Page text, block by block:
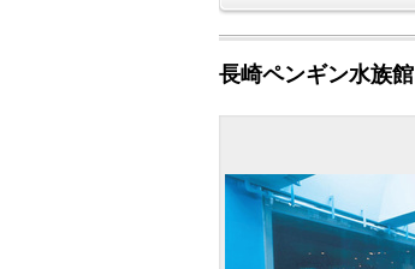
長崎ペンギン水族館